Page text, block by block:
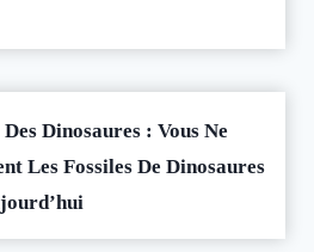
Dinosaures : Vous Ne
Les Fossiles De Dinosaures